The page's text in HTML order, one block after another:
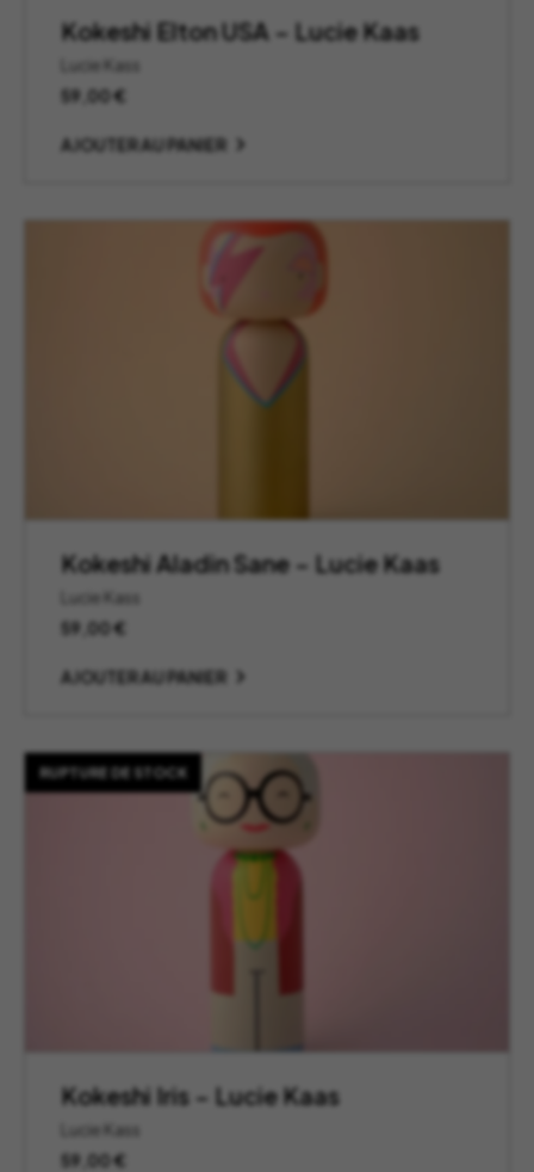
Kokeshi Elton USA – Lucie Kaas
Lucie Kass
59,00€
AJOUTER AU PANIER
Kokeshi Aladin Sane – Lucie Kaas
Lucie Kass
59,00€
AJOUTER AU PANIER
RUPTURE DE STOCK
Kokeshi Iris – Lucie Kaas
Lucie Kass
59,00€